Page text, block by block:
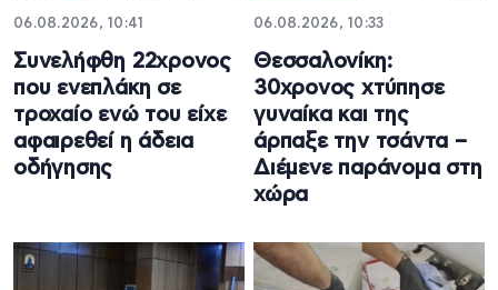
06.08.2026, 10:41
Συνελήφθη 22χρονος
που ενεπλάκη σε
τροχαίο ενώ του είχε
αφαιρεθεί η άδεια
οδήγησης
06.08.2026, 10:33
Θεσσαλονίκη:
30χρονος χτύπησε
γυναίκα και της
άρπαξε την τσάντα –
Διέμενε παράνομα στη
χώρα